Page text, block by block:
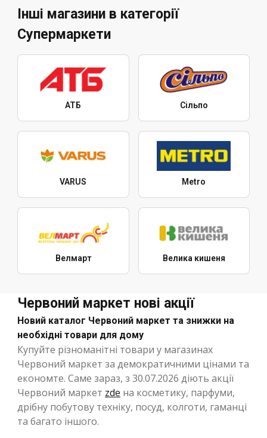
Інші магазини в категорії
Супермаркети
АТБ Сільпо
VARUS Metro
Велмарт Велика кишеня
Червоний маркет нові акції
Новий каталог Червоний маркет та знижки на
необхідні товари для дому
Купуйте різноманітні товари у магазинах
Червоний маркет за демократичними цінами та
економте. Саме зараз, з 30.07.2026 діють акції
Червоний маркет zde на косметику, парфуми,
дрібну побутову техніку, посуд, колготи, гаманці
та багато іншого.